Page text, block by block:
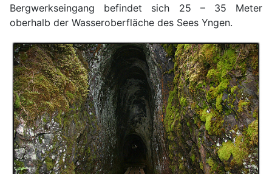
Bergwerkseingang befindet sich 25 – 35 Meter
oberhalb der Wasseroberfläche des Sees Yngen.